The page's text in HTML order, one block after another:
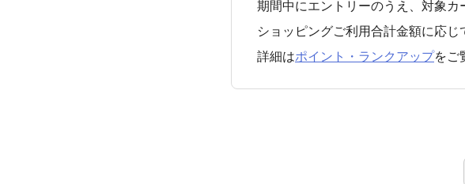
期間中にエントリーのうえ、対象
ショッピングご利用合計金額に応じ
詳細はポイント・ランクアップをご